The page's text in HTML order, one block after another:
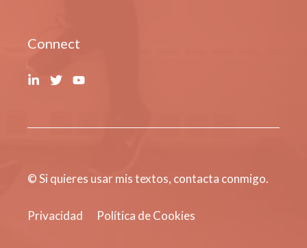
Connect
© Si quieres usar mis textos, contacta conmigo.
Privacidad Política de Cookies